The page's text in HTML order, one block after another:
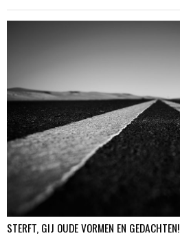
STERFT, GIJ OUDE VORMEN EN GEDACHTEN!